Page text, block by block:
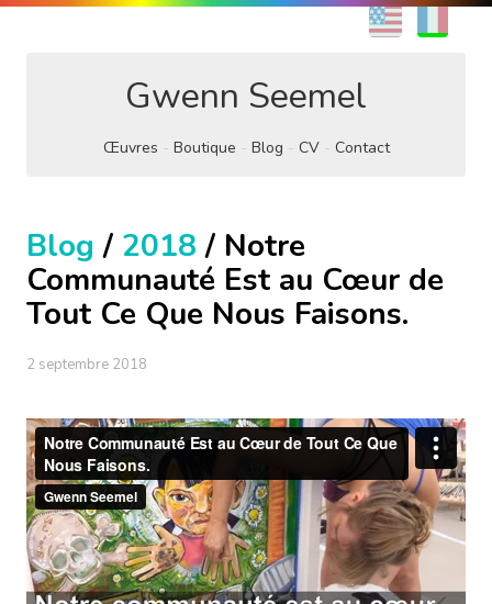
EN
Gwenn Seemel
Œuvres Boutique Blog CV Contact
Blog / 2018 / Notre
Communauté Est au Cœur de
Tout Ce Que Nous Faisons.
2 septembre 2018